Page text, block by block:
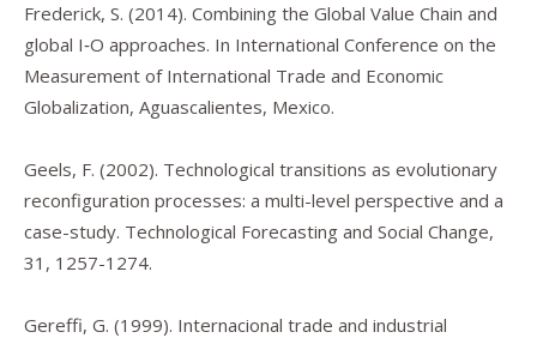
Frederick, S. (2014). Combining the Global Value Chain and
global I‐O approaches. In International Conference on the
Measurement of International Trade and Economic
Globalization, Aguascalientes, Mexico.
Geels, F. (2002). Technological transitions as evolutionary
reconfiguration processes: a multi-level perspective and a
case-study. Technological Forecasting and Social Change,
31 , 1257-1274.
Gereffi, G. (1999). Internacional trade and industrial